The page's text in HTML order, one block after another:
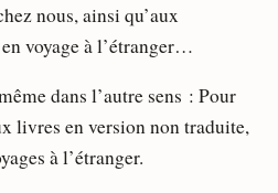
nous, ainsi qu’aux
voyage à l’étranger…
dans l’autre sens : Pour
livres en version non traduite,
à l’étranger.